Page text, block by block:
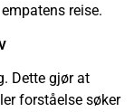
reise.
Dette gjør at
forståelse søker